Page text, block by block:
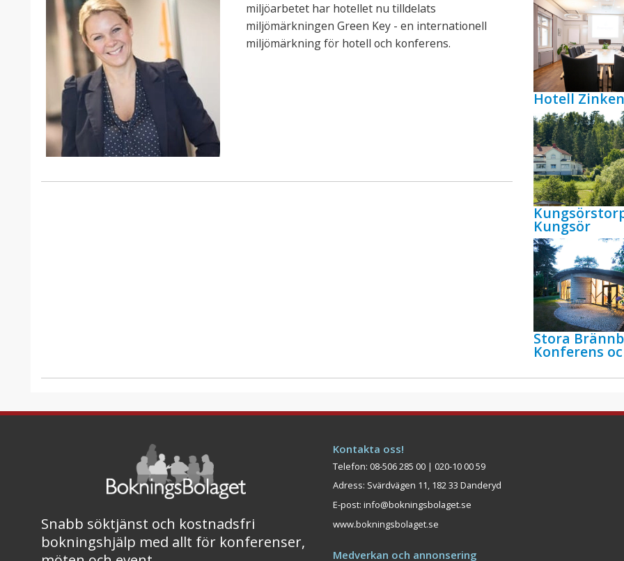
miljöarbetet har hotellet nu tilldelats
miljömärkningen Green Key - en internationell
miljömärkning för hotell och konferens.
Hotell
Kungsör
Stora
Konferens
Snabb söktjänst och kostnadsfri
bokningshjälp med allt för konferenser,
Kontakta oss!
Telefon: 08-506 285 00 | 020-10 00 59
Adress: Svärdvägen 11, 182 33 Danderyd
E-post: info@bokningsbolaget.se
www.bokningsbolaget.se
Medverkan och annonsering